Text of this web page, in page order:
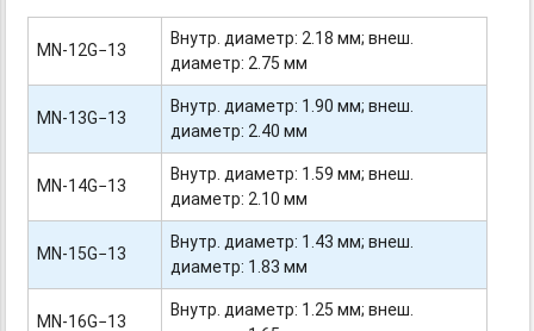
MN-12G−13
Внутр. диаметр: 2.18 мм; внеш.
диаметр: 2.75 мм
MN-13G−13
Внутр. диаметр: 1.90 мм; внеш.
диаметр: 2.40 мм
MN-14G−13
Внутр. диаметр: 1.59 мм; внеш.
диаметр: 2.10 мм
MN-15G−13
Внутр. диаметр: 1.43 мм; внеш.
диаметр: 1.83 мм
MN-16G−13
Внутр. диаметр: 1.25 мм; внеш.